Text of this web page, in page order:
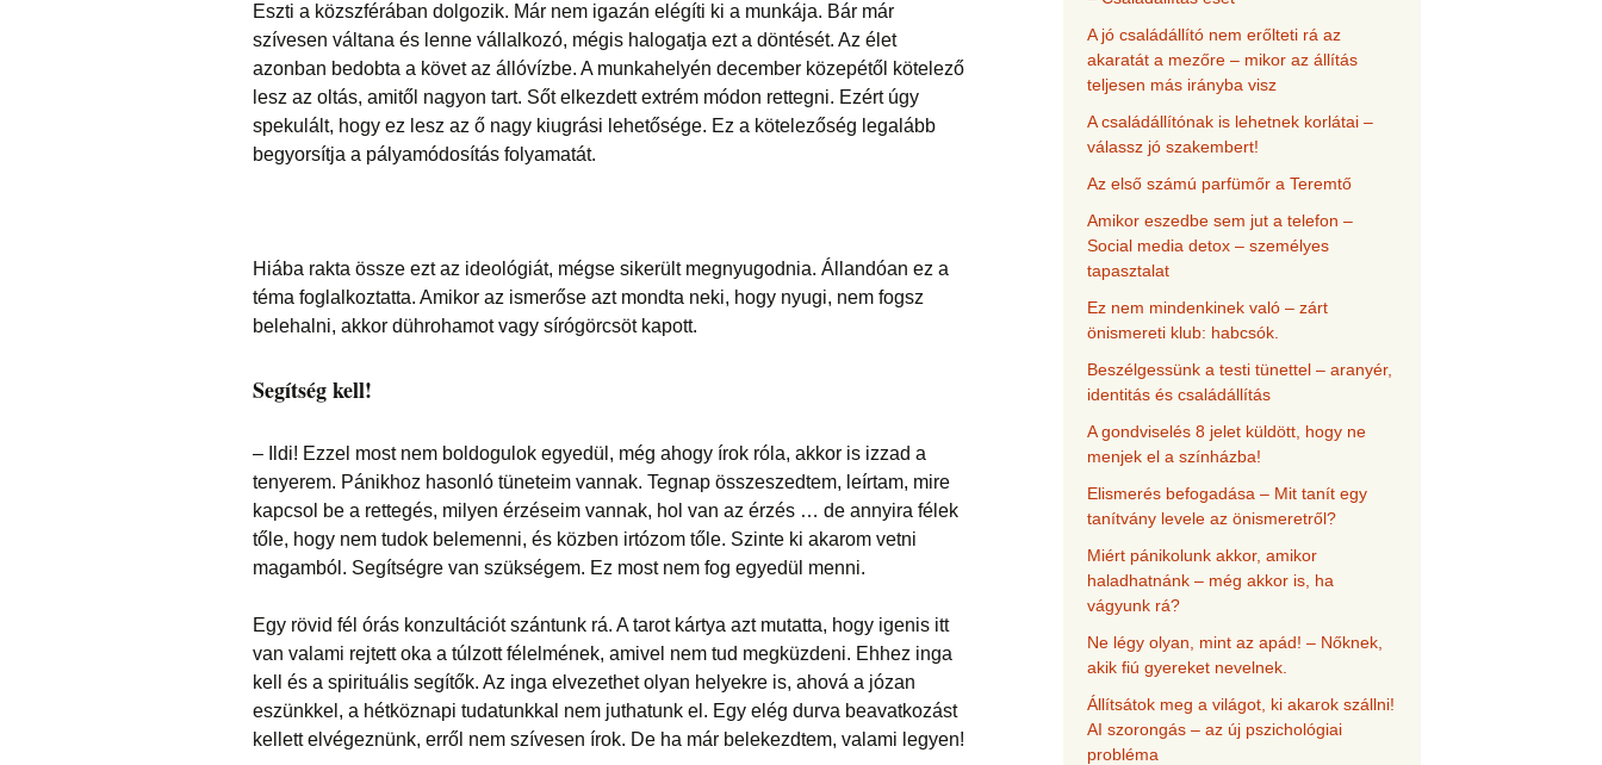
Eszti a közszférában dolgozik. Már nem igazán elégíti ki a munkája. Bár már
szívesen váltana és lenne vállalkozó, mégis halogatja ezt a döntését. Az élet
azonban bedobta a követ az állóvízbe. A munkahelyén december közepétől kötelező
lesz az oltás, amitől nagyon tart. Sőt elkezdett extrém módon rettegni. Ezért úgy
spekulált, hogy ez lesz az ő nagy kiugrási lehetősége. Ez a kötelezőség legalább
begyorsítja a pályamódosítás folyamatát.
Hiába rakta össze ezt az ideológiát, mégse sikerült megnyugodnia. Állandóan ez a
téma foglalkoztatta. Amikor az ismerőse azt mondta neki, hogy nyugi, nem fogsz
belehalni, akkor dührohamot vagy sírógörcsöt kapott.
Segítség kell!
– Ildi! Ezzel most nem boldogulok egyedül, még ahogy írok róla, akkor is izzad a
tenyerem. Pánikhoz hasonló tüneteim vannak. Tegnap összeszedtem, leírtam, mire
kapcsol be a rettegés, milyen érzéseim vannak, hol van az érzés … de annyira félek
tőle, hogy nem tudok belemenni, és közben irtózom tőle. Szinte ki akarom vetni
magamból. Segítségre van szükségem. Ez most nem fog egyedül menni.
Egy rövid fél órás konzultációt szántunk rá. A tarot kártya azt mutatta, hogy igenis itt
van valami rejtett oka a túlzott félelmének, amivel nem tud megküzdeni. Ehhez inga
kell és a spirituális segítők. Az inga elvezethet olyan helyekre is, ahová a józan
eszünkkel, a hétköznapi tudatunkkal nem juthatunk el. Egy elég durva beavatkozást
kellett elvégeznünk, erről nem szívesen írok. De ha már belekezdtem, valami legyen!
A jó családállító nem erőlteti rá az
akaratát a mezőre – mikor az állítás
teljesen más irányba visz
A családállítónak is lehetnek korlátai –
válassz jó szakembert!
Az első számú parfümőr a Teremtő
Amikor eszedbe sem jut a telefon –
Social media detox – személyes
tapasztalat
Ez nem mindenkinek való – zárt
önismereti klub: habcsók.
Beszélgessünk a testi tünettel – aranyér,
identitás és családállítás
A gondviselés 8 jelet küldött, hogy ne
menjek el a színházba!
Elismerés befogadása – Mit tanít egy
tanítvány levele az önismeretről?
Miért pánikolunk akkor, amikor
haladhatnánk – még akkor is, ha
vágyunk rá?
Ne légy olyan, mint az apád! – Nőknek,
akik fiú gyereket nevelnek.
Állítsátok meg a világot, ki akarok szállni!
AI szorongás – az új pszichológiai
probléma